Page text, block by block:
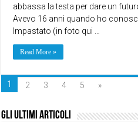
abbassa la testa per dare un
Avevo 16 anni quando ho
Impastato (in foto qui …
Read More »
1 2 3 4 5 »
Gli ultimi articoli